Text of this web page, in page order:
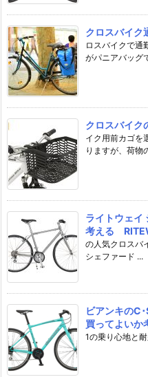
クロスバイク
ロスバイクで通
がパニアバッグ
クロスバイク
イク用前カゴを
りますが、荷物
ライトウェイ
考える
の人気クロスバ
シェファード ...
ビアンキのC
買ってよいか
1の乗り心地と